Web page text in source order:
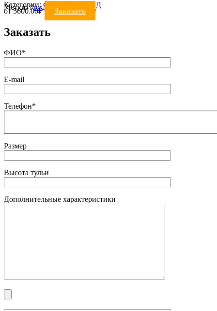
Категории: ФУРАЖКИ РЖД
Метки:#ржд фуражка ржд
от5600.00₽ Заказать
Заказать
ФИО*
E-mail
Телефон*
Размер
Высота тульи
Дополнительные характеристики